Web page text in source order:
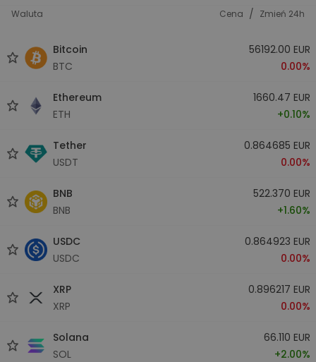
Waluta Cena / Zmień 24h
Bitcoin
BTC
56192.00 EUR
0.00%
Ethereum
ETH
1660.47 EUR
+0.10%
Tether
USDT
0.864685 EUR
0.00%
BNB
BNB
522.370 EUR
+1.60%
USDC
USDC
0.864923 EUR
0.00%
XRP
XRP
0.896217 EUR
0.00%
Solana
SOL
66.110 EUR
+2.00%